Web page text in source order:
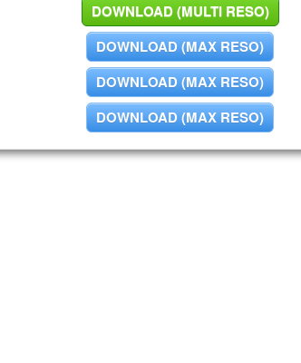
DOWNLOAD (MULTI RESO)
DOWNLOAD (MAX RESO)
DOWNLOAD (MAX RESO)
DOWNLOAD (MAX RESO)